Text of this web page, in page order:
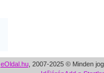
eOldal.hu, 2007-2025 © Minden